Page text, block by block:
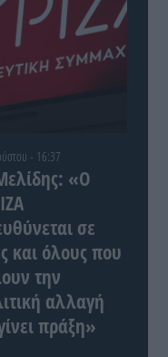
- 16:37
«Ο
σε
και όλους που
την
αλλαγή
πράξη»